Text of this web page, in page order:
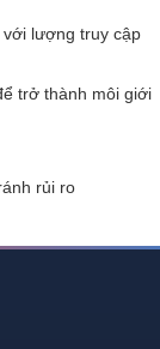
với lượng truy cập
trở thành môi giới
rủi ro